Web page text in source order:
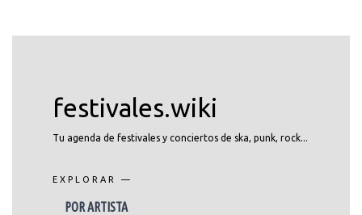
festivales.wiki
Tu agenda de festivales y conciertos de ska, punk, rock...
EXPLORAR —
POR ARTISTA